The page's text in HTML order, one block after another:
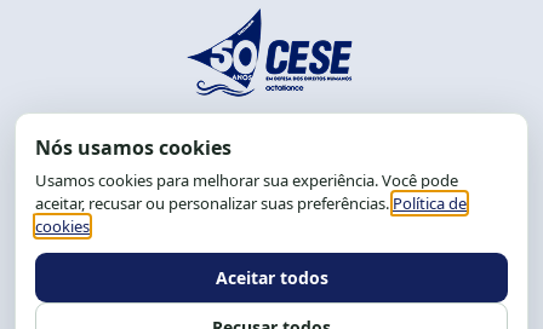
End.: R. da Graça, 150. Graça
CEP: 40.150-055
Salvador-BA, Brasil.
Tel.: (71) 2104-5457, Cel.: (71) 9 9239-2104 ou 2105
Expediente: 8h às 12h e 13 às 17h.